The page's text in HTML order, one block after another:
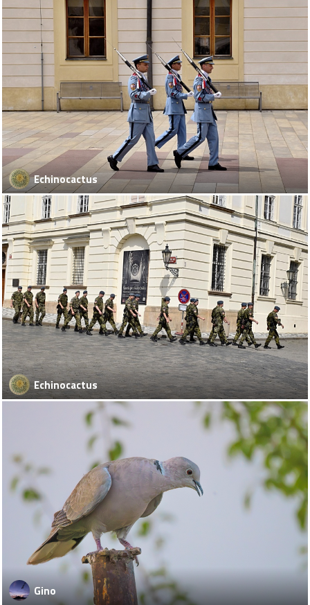
Echinocactus
Echinocactus
Gino